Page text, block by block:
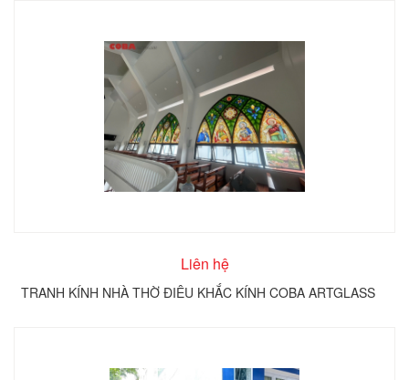
Liên hệ
TRANH KÍNH NHÀ THỜ ĐIÊU KHẮC KÍNH COBA ARTGLASS